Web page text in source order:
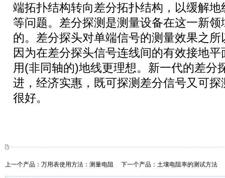
端拓扑结构转向差分拓扑结构，以缓解
等问题。差分探测是测量设备在这一新
的。差分探头对单端信号的测量效果之
因为在差分探头信号连线间的有效接地
用(非同轴的)地线更理想。新一代的差分
进，经济实惠，既可探测差分信号又可
很好。
上一个产品： 万用表使用方法：测量电阻 下一个产品： 土壤电阻率的测试方法